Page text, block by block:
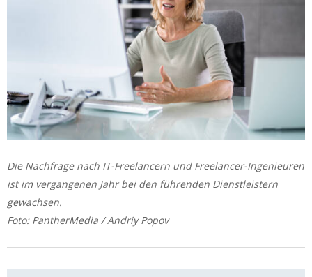
Die Nachfrage nach IT-Freelancern und Freelancer-Ingenieuren
ist im vergangenen Jahr bei den führenden Dienstleistern
gewachsen.
Foto: PantherMedia / Andriy Popov